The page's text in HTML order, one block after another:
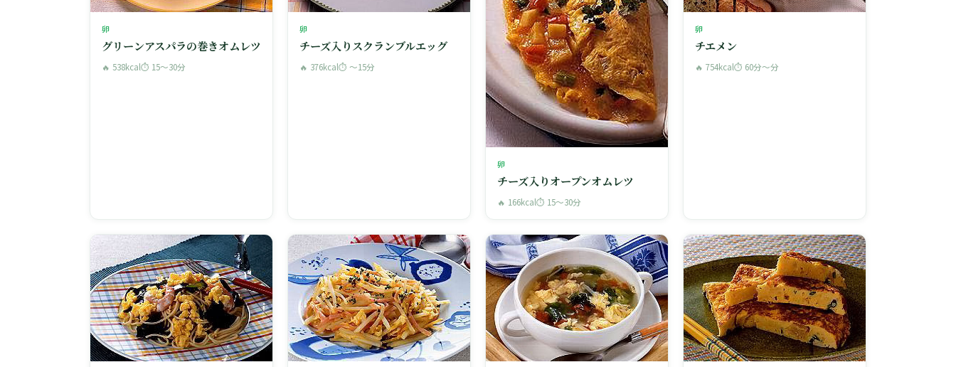
卵
グリーンアスパラの巻きオムレツ
🔥 538kcal⏱ 15〜30分
卵
チーズ入りスクランブルエッグ
🔥 376kcal⏱ 〜15分
卵
チーズ入りオープンオムレツ
🔥 166kcal⏱ 15〜30分
卵
チエメン
🔥 754kcal⏱ 60分〜分